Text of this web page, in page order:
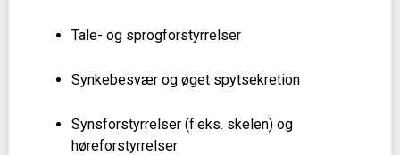
Tale- og sprogforstyrrelser
Synkebesvær og øget spytsekretion
Synsforstyrrelser (f.eks. skelen) og
høreforstyrrelser